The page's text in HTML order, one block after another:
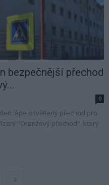
bezpečnější přechod
0
lépe osvětlený přechod pro
"Oranžový přechod", který